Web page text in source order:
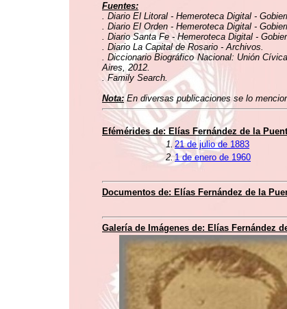
Fuentes:
. Diario El Litoral - Hemeroteca Digital -
. Diario El Orden - Hemeroteca Digital -
. Diario Santa Fe - Hemeroteca Digital -
. Diario La Capital de Rosario - Archivos.
. Diccionario Biográfico Nacional: Unión
Aires, 2012.
. Family Search.
Nota: En diversas publicaciones se lo
Efémérides de: Elías Fernández de la
1. 21 de julio de 1883
2.1 de enero de 1960
Documentos de: Elías Fernández de la
Galería de Imágenes de: Elías Fernández